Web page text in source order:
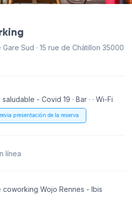
Sud · 15 rue de Châtillon 35000
- Covid 19 · Bar · · Wi-Fi
presentación de la reserva
línea
coworking Wojo Rennes - Ibis